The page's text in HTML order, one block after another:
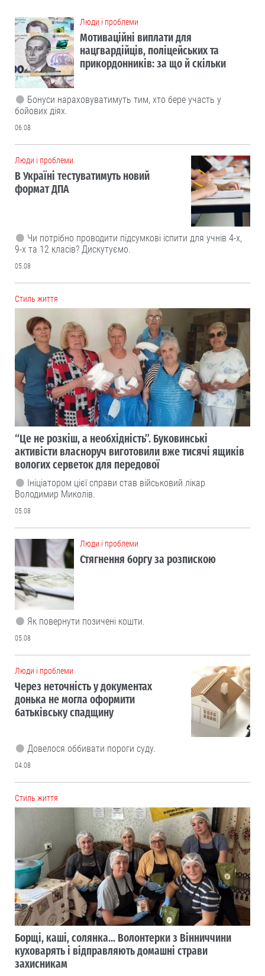
Люди і проблеми
Мотиваційні виплати для
нацгвардійців, поліцейських та
прикордонників: за що й скільки
Бонуси нараховуватимуть тим, хто бере участь у
бойових діях.
06.08
Люди і проблеми
В Україні тестуватимуть новий
формат ДПА
Чи потрібно проводити підсумкові іспити для учнів 4-х,
9-х та 12 класів? Дискутуємо.
05.08
Cтиль життя
“Це не розкіш, а необхідність”. Буковинські
активісти власноруч виготовили вже тисячі ящиків
вологих серветок для передової
Ініціатором цієї справи став військовий лікар
Володимир Миколів.
05.08
Люди і проблеми
Стягнення боргу за розпискою
Як повернути позичені кошти.
05.08
Люди і проблеми
Через неточність у документах
донька не могла оформити
батьківську спадщину
Довелося оббивати пороги суду.
04.08
Cтиль життя
Борщі, каші, солянка... Волонтерки з Вінниччини
куховарять і відправляють домашні страви
захисникам